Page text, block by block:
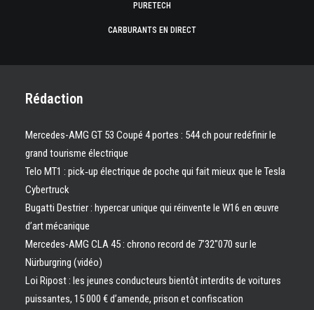
PURETECH
CARBURANTS EN DIRECT
Rédaction
Mercedes-AMG GT 53 Coupé 4 portes : 544 ch pour redéfinir le
grand tourisme électrique
Telo MT1 : pick‑up électrique de poche qui fait mieux que le Tesla
Cybertruck
Bugatti Destrier : hypercar unique qui réinvente le W16 en œuvre
d’art mécanique
Mercedes-AMG CLA 45 : chrono record de 7’32″070 sur le
Nürburgring (vidéo)
Loi Ripost : les jeunes conducteurs bientôt interdits de voitures
puissantes, 15 000 € d’amende, prison et confiscation